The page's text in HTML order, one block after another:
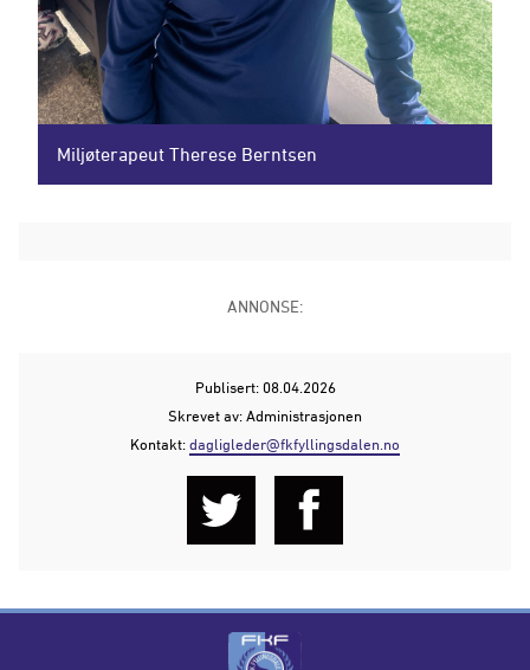
Miljøterapeut Therese Berntsen
ANNONSE:
Publisert: 08.04.2026
Skrevet av: Administrasjonen
Kontakt:dagligleder@fkfyllingsdalen.no